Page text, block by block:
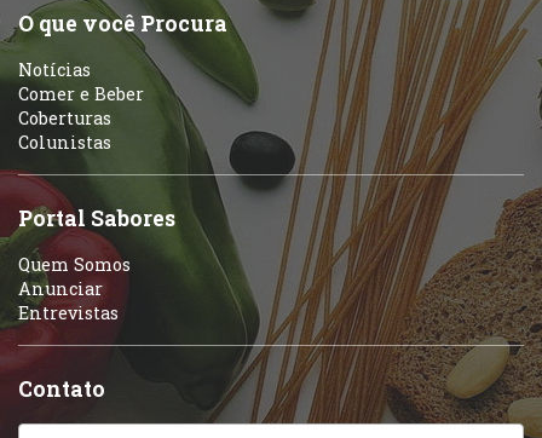
O que você Procura
Notícias
Comer e Beber
Coberturas
Colunistas
Portal Sabores
Quem Somos
Anunciar
Entrevistas
Contato